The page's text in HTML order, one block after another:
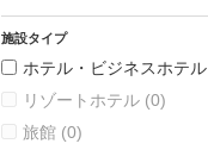
施設タイプ
ホテル・ビジネスホテル
リゾートホテル (0)
旅館 (0)